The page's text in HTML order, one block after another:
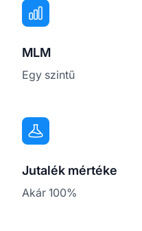
MLM
Egy szintű
Jutalék mértéke
Akár 100%